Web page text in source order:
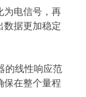
为电信号，再
数据更加稳定
的线性响应范
保在整个量程